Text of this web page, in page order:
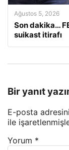
Ağustos 5, 2026
Son dakika…
suikast itirafı
Bir yanıt
E-posta
ile
Yorum *